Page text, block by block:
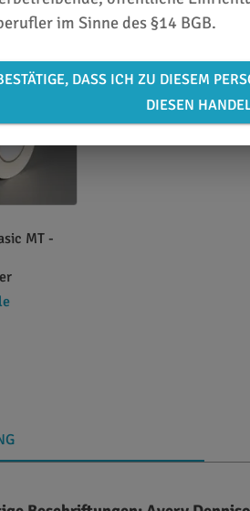
€
ab 13,79 € / Stück
MT -
im Sinne des §14 BGB.
DASS ICH ZU DIESEM
DIESEN